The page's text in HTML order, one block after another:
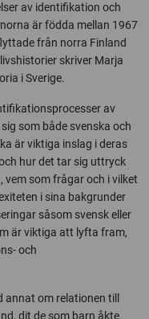
av identifikation och
är födda mellan 1967
från norra Finland
skriver Marja
i Sverige.
av
som både svenska och
är viktiga inslag i deras
hur det tar sig uttryck
vem som frågar och i vilket
i sina bakgrunder
såsom svensk eller
är viktiga att lyfta fram,
och
om relationen till
dit de som barn åkte